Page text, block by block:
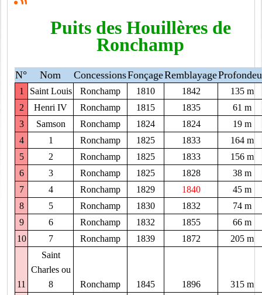
Puits des Houillères de
Ronchamp
N° Nom ConcessionsFonçageRemblayage
1 Saint Louis Ronchamp 1810 1842
135 m
2
Henri IV Ronchamp 1815 1835
61 m
3
Samson Ronchamp 1824 1824
19 m
4
1 Ronchamp 1825 1833
164 m
5
2 Ronchamp 1825 1833
156 m
6
3 Ronchamp 1825 1828
38 m
7
4 Ronchamp 1829 1840
45 m
8
5 Ronchamp 1830 1832
74 m
9
6 Ronchamp 1832 1855
66 m
10
7 Ronchamp 1839 1872 205 m
11
Saint
Charles ou
8
Ronchamp 1845 1896
315 m